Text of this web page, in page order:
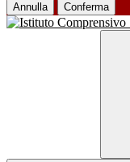
Annulla Conferma